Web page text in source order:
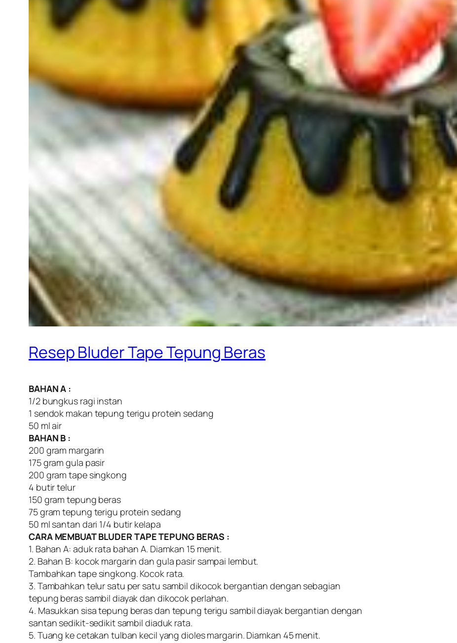
Resep Bluder Tape Tepung Beras
BAHAN A :
1/2 bungkus ragi instan
1 sendok makan tepung terigu protein sedang
50 ml air
BAHAN B :
200 gram margarin
175 gram gula pasir
200 gram tape singkong
4 butir telur
150 gram tepung beras
75 gram tepung terigu protein sedang
50 ml santan dari 1/4 butir kelapa
CARA MEMBUAT BLUDER TAPE TEPUNG BERAS :
1. Bahan A: aduk rata bahan A. Diamkan 15 menit.
2. Bahan B: kocok margarin dan gula pasir sampai lembut.
Tambahkan tape singkong. Kocok rata.
3. Tambahkan telur satu per satu sambil dikocok bergantian dengan sebagian
tepung beras sambil diayak dan dikocok perlahan.
4. Masukkan sisa tepung beras dan tepung terigu sambil diayak bergantian dengan
santan sedikit-sedikit sambil diaduk rata.
5. Tuang ke cetakan tulban kecil yang dioles margarin. Diamkan 45 menit.